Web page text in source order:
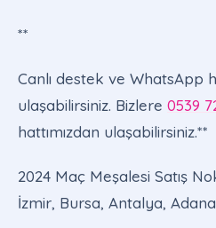
**
Canlı destek ve WhatsApp
ulaşabilirsiniz. Bizlere 0539
hattımızdan ulaşabilirsiniz.**
2024 Maç Meşalesi Satış
İzmir, Bursa, Antalya, Adana